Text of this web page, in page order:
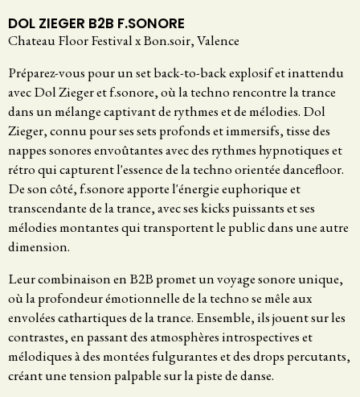
DOL ZIEGER B2B F.SONORE
Chateau Floor Festival x Bon.soir, Valence
Préparez-vous pour un set back-to-back explosif et inattendu
avec Dol Zieger et f.sonore, où la techno rencontre la trance
dans un mélange captivant de rythmes et de mélodies. Dol
Zieger, connu pour ses sets profonds et immersifs, tisse des
nappes sonores envoûtantes avec des rythmes hypnotiques et
rétro qui capturent l'essence de la techno orientée dancefloor.
De son côté, f.sonore apporte l'énergie euphorique et
transcendante de la trance, avec ses kicks puissants et ses
mélodies montantes qui transportent le public dans une autre
dimension.
Leur combinaison en B2B promet un voyage sonore unique,
où la profondeur émotionnelle de la techno se mêle aux
envolées cathartiques de la trance. Ensemble, ils jouent sur les
contrastes, en passant des atmosphères introspectives et
mélodiques à des montées fulgurantes et des drops percutants,
créant une tension palpable sur la piste de danse.